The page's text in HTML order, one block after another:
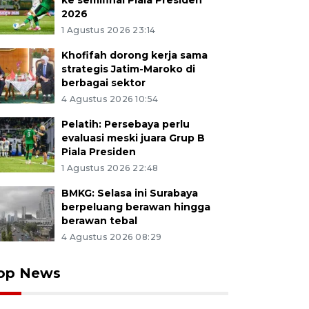
2026
1 Agustus 2026 23:14
Khofifah dorong kerja sama
strategis Jatim-Maroko di
berbagai sektor
4 Agustus 2026 10:54
Pelatih: Persebaya perlu
evaluasi meski juara Grup B
Piala Presiden
1 Agustus 2026 22:48
BMKG: Selasa ini Surabaya
berpeluang berawan hingga
berawan tebal
4 Agustus 2026 08:29
News